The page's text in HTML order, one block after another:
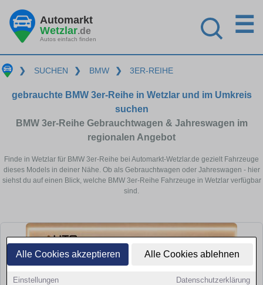
Alle Cookies akzeptieren Alle Cookies ablehnen
Einstellungen Datenschutzerklärung
Automarkt
Wetzlar.de
Autos einfach finden
☰
❯ SUCHEN ❯ BMW ❯ 3ER-REIHE
gebrauchte BMW 3er-Reihe in Wetzlar und im Umkreis
suchen
BMW 3er-Reihe Gebrauchtwagen & Jahreswagen im
regionalen Angebot
Finde in Wetzlar für BMW 3er-Reihe bei Automarkt-Wetzlar.de gezielt Fahrzeuge
dieses Models in deiner Nähe. Ob als Gebrauchtwagen oder Jahreswagen - hier
siehst du auf einen Blick, welche BMW 3er-Reihe Fahrzeuge in Wetzlar verfügbar
sind.